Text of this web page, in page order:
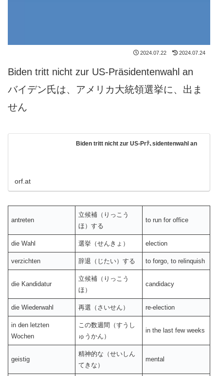
2024.07.22 2024.07.24
Biden tritt nicht zur US-Präsidentenwahl an
バイデン氏は、アメリカ大統領選挙に、出ま
せん
Biden tritt nicht zur US-Prﾃ､sidentenwahl an
orf.at
antreten
立候補（りっこう
ほ）する
to run for office
die Wahl 選挙（せんきょ） election
verzichten 辞退（じたい）する to forgo, to relinquish
die Kandidatur
立候補（りっこう
ほ）
candidacy
die Wiederwahl 再選（さいせん） re-election
in den letzten
Wochen
この数週間（すうし
ゅうかん）
in the last few weeks
geistig
精神的な（せいしん
てきな）
mental